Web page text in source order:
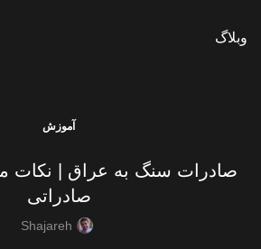
وبلاگ
آموزش
صادرات سنگ به عراق | نکات
صادراتی
Shajareh